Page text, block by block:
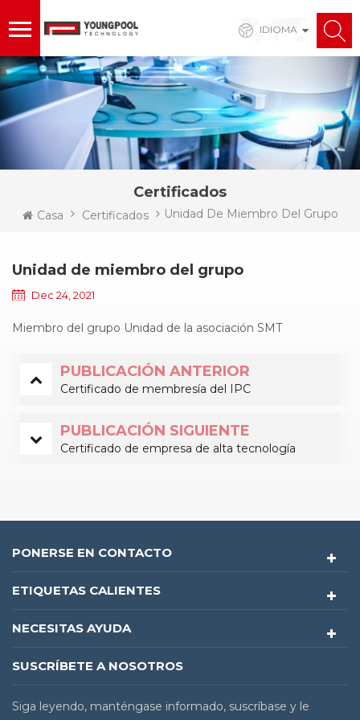
IDIOMA
Certificados
Casa Certificados Unidad De Miembro Del Grupo
Unidad de miembro del grupo
Dec 24, 2021
Miembro del grupo Unidad de la asociación SMT
PUBLICACIÓN ANTERIOR
Certificado de membresía del IPC
PUBLICACIÓN SIGUIENTE
Certificado de empresa de alta tecnología
PONERSE EN CONTACTO
ETIQUETAS CALIENTES
NECESITAS AYUDA
SUSCRÍBETE A NOSOTROS
Siga leyendo, manténgase informado, suscríbase y le